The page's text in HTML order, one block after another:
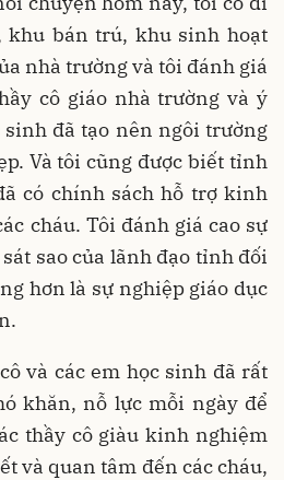
khu bán trú, khu sinh hoạt
nhà trường và tôi đánh giá
cô giáo nhà trường và ý
sinh đã tạo nên ngôi trường
Và tôi cũng được biết tỉnh
có chính sách hỗ trợ kinh
cháu. Tôi đánh giá cao sự
sao của lãnh đạo tỉnh đối
hơn là sự nghiệp giáo dục
và các em học sinh đã rất
khăn, nỗ lực mỗi ngày để
thầy cô giàu kinh nghiệm
và quan tâm đến các cháu,